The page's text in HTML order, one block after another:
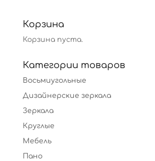
Корзина
Корзина пуста.
Категории товаров
Восьмиугольные
Дизайнерские зеркала
Зеркала
Круглые
Мебель
Пано